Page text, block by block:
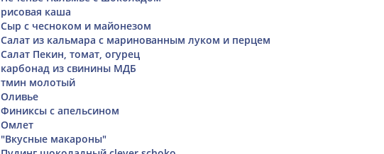
рисовая каша
Сыр с чесноком и майонезом
Салат из кальмара с маринованным луком и перцем
Салат Пекин, томат, огурец
карбонад из свинины МДБ
тмин молотый
Оливье
Финиксы с апельсином
Омлет
"Вкусные макароны"